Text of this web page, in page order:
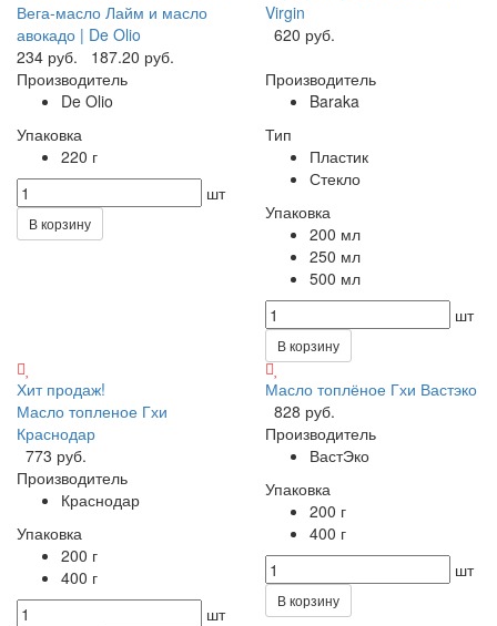
Вега-масло Лайм и масло
авокадо | De Olio
234 руб.
187.20 руб.
Производитель
De Olio
Упаковка
220 г
шт
В корзину
Virgin
620 руб.
Производитель
Baraka
Тип
Пластик
Стекло
Упаковка
200 мл
250 мл
500 мл
шт
В корзину
Хит продаж!
Масло топленое Гхи
Краснодар
773 руб.
Производитель
Краснодар
Упаковка
200 г
400 г
шт
Масло топлёное Гхи Вастэко
828 руб.
Производитель
ВастЭко
Упаковка
200 г
400 г
шт
В корзину